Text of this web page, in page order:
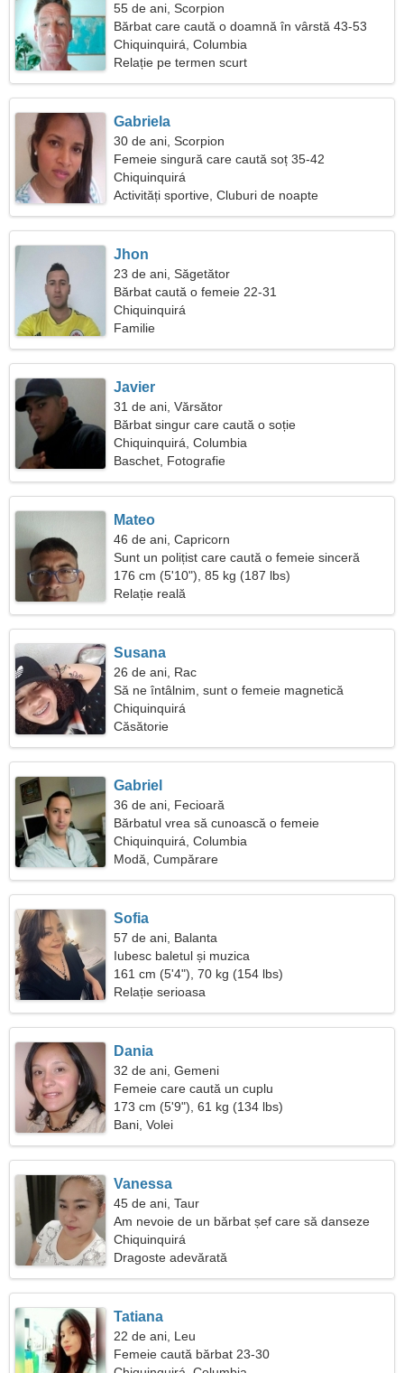
55 de ani, Scorpion
Bărbat care caută o doamnă în vârstă 43-53
Chiquinquirá, Columbia
Relație pe termen scurt
Gabriela
30 de ani, Scorpion
Femeie singură care caută soț 35-42
Chiquinquirá
Activități sportive, Cluburi de noapte
Jhon
23 de ani, Săgetător
Bărbat caută o femeie 22-31
Chiquinquirá
Familie
Javier
31 de ani, Vărsător
Bărbat singur care caută o soție
Chiquinquirá, Columbia
Baschet, Fotografie
Mateo
46 de ani, Capricorn
Sunt un polițist care caută o femeie sinceră
176 cm (5'10"), 85 kg (187 lbs)
Relație reală
Susana
26 de ani, Rac
Să ne întâlnim, sunt o femeie magnetică
Chiquinquirá
Căsătorie
Gabriel
36 de ani, Fecioară
Bărbatul vrea să cunoască o femeie
Chiquinquirá, Columbia
Modă, Cumpărare
Sofia
57 de ani, Balanta
Iubesc baletul și muzica
161 cm (5'4"), 70 kg (154 lbs)
Relație serioasa
Dania
32 de ani, Gemeni
Femeie care caută un cuplu
173 cm (5'9"), 61 kg (134 lbs)
Bani, Volei
Vanessa
45 de ani, Taur
Am nevoie de un bărbat șef care să danseze
Chiquinquirá
Dragoste adevărată
Tatiana
22 de ani, Leu
Femeie caută bărbat 23-30